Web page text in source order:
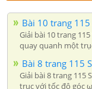
Bài 10 trang 115
Giải bài 10 trang
quay quanh một
Bài 8 trang 115
Giải bài 8 trang 115
trục với tốc độ góc